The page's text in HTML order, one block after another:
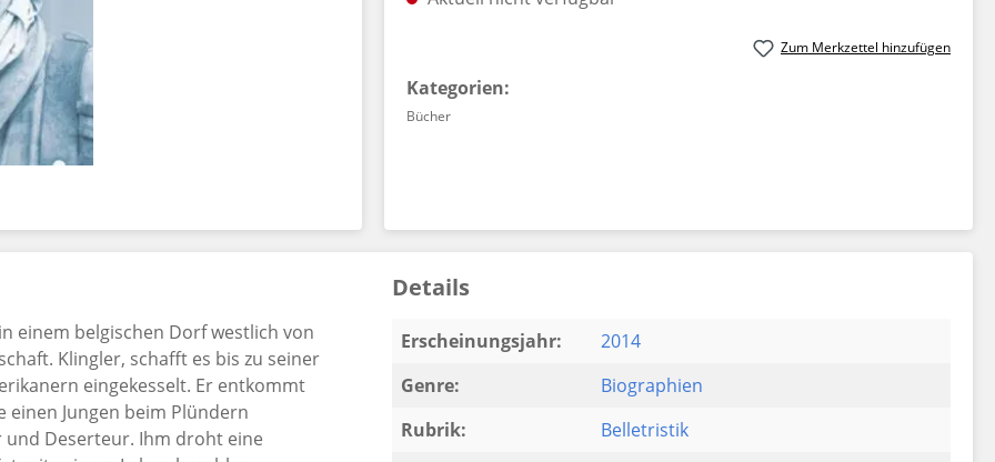
Zum Merkzettel hinzufügen
Kategorien:
Bücher
einem belgischen Dorf westlich von
Klingler, schafft es bis zu seiner
eingekesselt. Er entkommt
einen Jungen beim Plündern
Deserteur. Ihm droht eine
Details
Erscheinungsjahr:
2014
Genre:
Biographien
Rubrik:
Belletristik